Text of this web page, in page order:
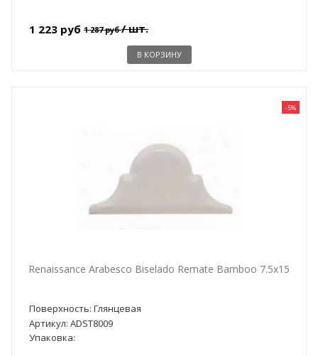
1 223 руб 1 287 руб/ шт.
В КОРЗИНУ
-5%
Renaissance Arabesco Biselado Remate Bamboo 7.5x15
Поверхность: Глянцевая
Артикул: ADST8009
Упаковка: